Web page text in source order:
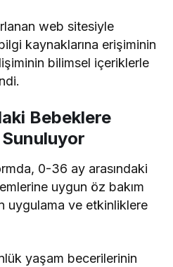
web sitesiyle
kaynaklarına erişiminin
bilimsel içeriklerle
Bebeklere
0-36 ay arasındaki
uygun öz bakım
uygulama ve etkinliklere
yaşam becerilerinin